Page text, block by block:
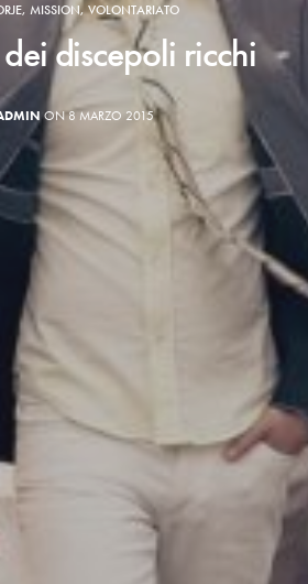
, MISSION,VOLONTARIATO
discepoli ricchi
ON 8 MARZO 2015